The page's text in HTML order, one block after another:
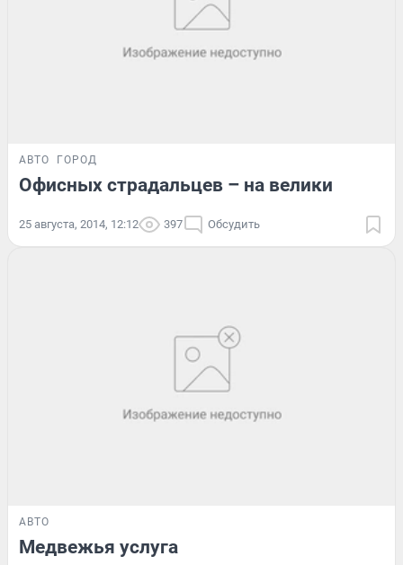
АВТО ГОРОД
Офисных страдальцев – на велики
25 августа, 2014, 12:12 397 Обсудить
АВТО
Медвежья услуга